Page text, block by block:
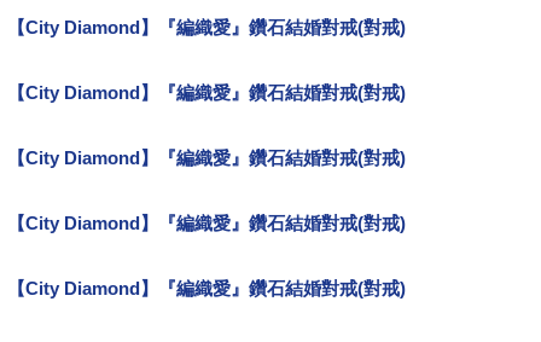
【City Diamond】『編織愛』鑽石結婚對戒(對戒)
【City Diamond】『編織愛』鑽石結婚對戒(對戒)
【City Diamond】『編織愛』鑽石結婚對戒(對戒)
【City Diamond】『編織愛』鑽石結婚對戒(對戒)
【City Diamond】『編織愛』鑽石結婚對戒(對戒)